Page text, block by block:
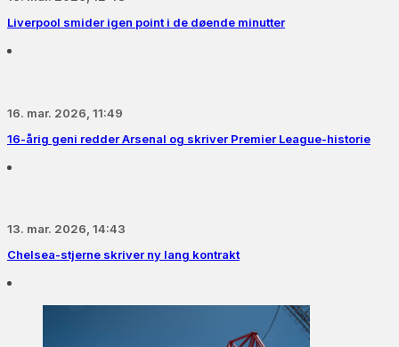
Liverpool smider igen point i de døende minutter
16. mar. 2026, 11:49
16-årig geni redder Arsenal og skriver Premier League-historie
13. mar. 2026, 14:43
Chelsea-stjerne skriver ny lang kontrakt